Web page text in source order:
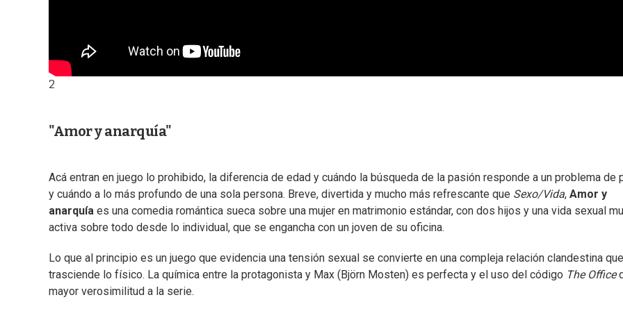
2
"Amor y anarquía"
Acá entran en juego lo prohibido, la diferencia de edad y cuándo la búsqueda de la pasión responde a un problema de
y cuándo a lo más profundo de una sola persona. Breve, divertida y mucho más refrescante que Sexo/Vida, Amor y
anarquía es una comedia romántica sueca sobre una mujer en matrimonio estándar, con dos hijos y una vida sexual
activa sobre todo desde lo individual, que se engancha con un joven de su oficina.
Lo que al principio es un juego que evidencia una tensión sexual se convierte en una compleja relación clandestina que
trasciende lo físico. La química entre la protagonista y Max (Björn Mosten) es perfecta y el uso del código The Office
mayor verosimilitud a la serie.